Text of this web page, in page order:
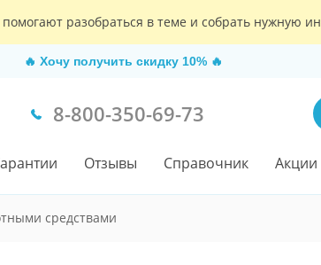
помогают разобраться в теме и собрать
🔥 Хочу получить скидку 10% 🔥
8-800-350-69-73
Отзывы Справочник Акции
средствами